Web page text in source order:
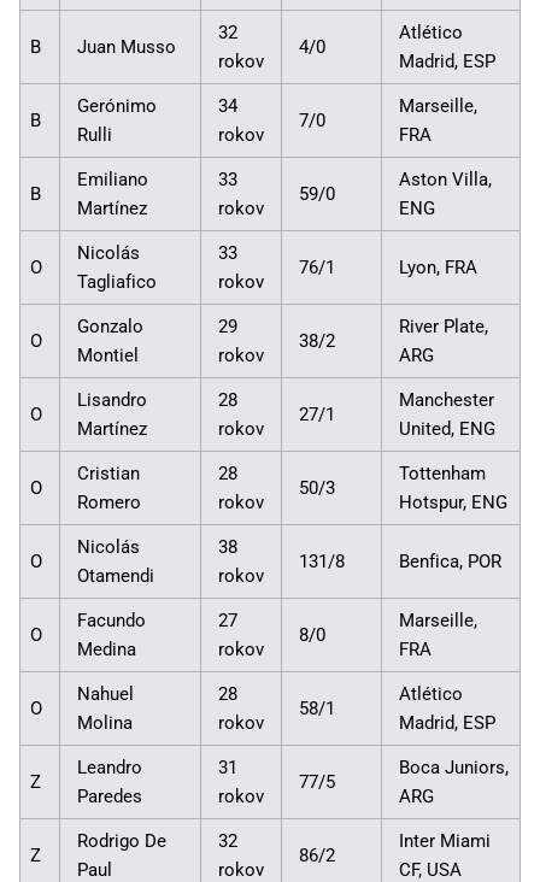
B Juan Musso
32
rokov
4/0
Atlético
Madrid, ESP
B
Gerónimo
Rulli
34
rokov
7/0
Marseille,
FRA
B
Emiliano
Martínez
33
rokov
59/0
Aston Villa,
ENG
O
Nicolás
Tagliafico
33
rokov
76/1 Lyon, FRA
O
Gonzalo
Montiel
29
rokov
38/2
River Plate,
ARG
O
Lisandro
Martínez
28
rokov
27/1
Manchester
United, ENG
O
Cristian
Romero
28
rokov
50/3
Tottenham
Hotspur, ENG
O
Nicolás
Otamendi
38
rokov
131/8 Benfica, POR
O
Facundo
Medina
27
rokov
8/0
Marseille,
FRA
O
Nahuel
Molina
28
rokov
58/1
Atlético
Madrid, ESP
Z
Leandro
Paredes
31
rokov
77/5
Boca Juniors,
ARG
Z
Rodrigo De
Paul
32
rokov
86/2
Inter Miami
CF, USA